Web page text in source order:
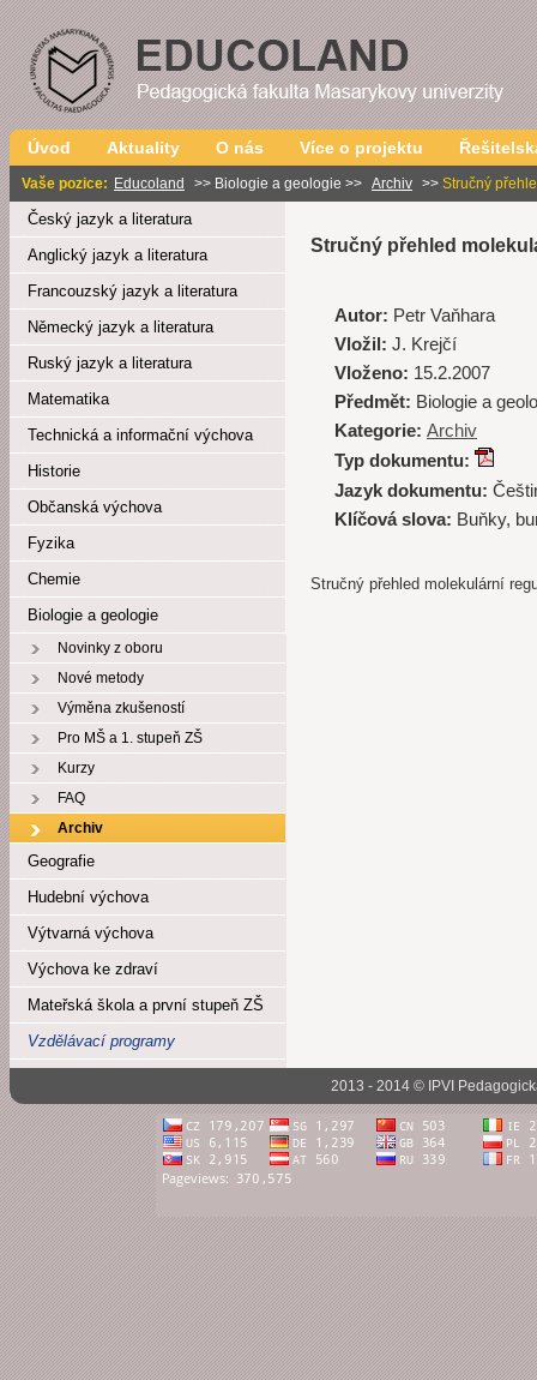
Úvod Aktuality O nás Více o projektu
Vaše pozice: Educoland >> Biologie a geologie >> Archiv >> Stručný
Český jazyk a literatura
Anglický jazyk a literatura
Francouzský jazyk a literatura
Německý jazyk a literatura
Ruský jazyk a literatura
Matematika
Technická a informační výchova
Historie
Občanská výchova
Fyzika
Chemie
Biologie a geologie
Novinky z oboru
Nové metody
Výměna zkušeností
Pro MŠ a 1. stupeň ZŠ
Kurzy
FAQ
Archiv
Geografie
Hudební výchova
Výtvarná výchova
Výchova ke zdraví
Mateřská škola a první stupeň ZŠ
Vzdělávací programy
Stručný přehled
Autor: Petr Vaňhara
Vložil: J. Krejčí
Vloženo: 15.2.2007
Předmět: Biologie a
Kategorie: Archiv
Typ dokumentu:
Jazyk dokumentu:
Klíčová slova: Buňky,
Stručný přehled molekulární
2013 - 2014 © IPVI